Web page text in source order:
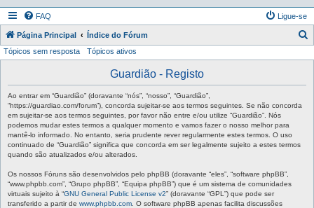
FAQ Ligue-se
Página Principal Índice do Fórum
Tópicos sem resposta Tópicos ativos
Guardião - Registo
Ao entrar em “Guardião” (doravante “nós”, “nosso”, “Guardião”,
“https://guardiao.com/forum”), concorda sujeitar-se aos termos seguintes. Se não concorda
em sujeitar-se aos termos seguintes, por favor não entre e/ou utilize “Guardião”. Nós
podemos mudar estes termos a qualquer momento e vamos fazer o nosso melhor para
mantê-lo informado. No entanto, seria prudente rever regularmente estes termos. O uso
continuado de “Guardião” significa que concorda em ser legalmente sujeito a estes termos
quando são atualizados e/ou alterados.
Os nossos Fóruns são desenvolvidos pelo phpBB (doravante “eles”, “software phpBB”,
“www.phpbb.com”, “Grupo phpBB”, “Equipa phpBB”) que é um sistema de comunidades
virtuais sujeito à “GNU General Public License v2” (doravante “GPL”) que pode ser
transferido a partir de www.phpbb.com . O software phpBB apenas facilita discussões